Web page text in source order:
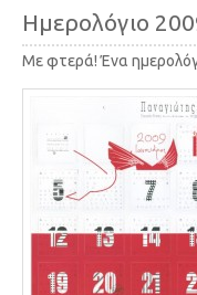
Ημερολόγιο
Με φτερά! Ένα